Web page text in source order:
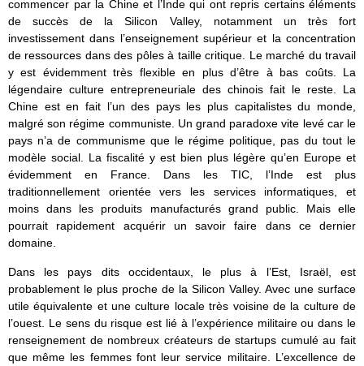
commencer par la Chine et l’Inde qui ont repris certains éléments
de succès de la Silicon Valley, notamment un très fort
investissement dans l’enseignement supérieur et la concentration
de ressources dans des pôles à taille critique. Le marché du travail
y est évidemment très flexible en plus d’être à bas coûts. La
légendaire culture entrepreneuriale des chinois fait le reste. La
Chine est en fait l’un des pays les plus capitalistes du monde,
malgré son régime communiste. Un grand paradoxe vite levé car le
pays n’a de communisme que le régime politique, pas du tout le
modèle social. La fiscalité y est bien plus légère qu’en Europe et
évidemment en France. Dans les TIC, l’Inde est plus
traditionnellement orientée vers les services informatiques, et
moins dans les produits manufacturés grand public. Mais elle
pourrait rapidement acquérir un savoir faire dans ce dernier
domaine.
Dans les pays dits occidentaux, le plus à l’Est, Israël, est
probablement le plus proche de la Silicon Valley. Avec une surface
utile équivalente et une culture locale très voisine de la culture de
l’ouest. Le sens du risque est lié à l’expérience militaire ou dans le
renseignement de nombreux créateurs de startups cumulé au fait
que même les femmes font leur service militaire. L’excellence de